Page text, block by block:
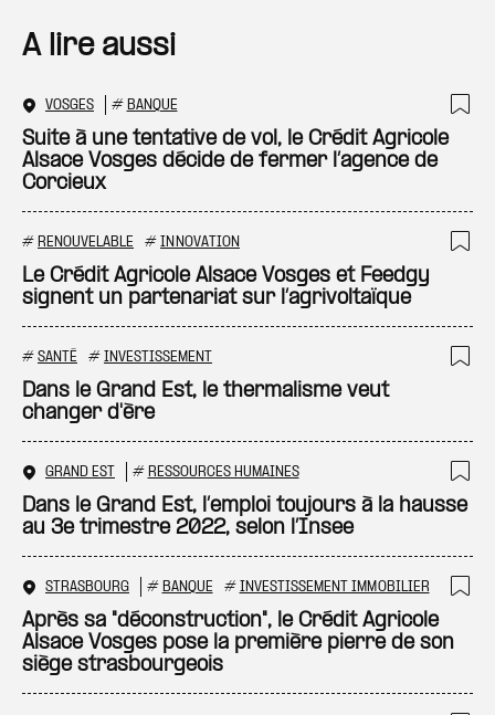
A lire aussi
VOSGES # BANQUE
Suite à une tentative de vol, le Crédit Agricole
Alsace Vosges décide de fermer l’agence de
Corcieux
# RENOUVELABLE # INNOVATION
Le Crédit Agricole Alsace Vosges et Feedgy
signent un partenariat sur l’agrivoltaïque
# SANTÉ # INVESTISSEMENT
Dans le Grand Est, le thermalisme veut
changer d'ère
GRAND EST # RESSOURCES HUMAINES
Dans le Grand Est, l’emploi toujours à la hausse
au 3e trimestre 2022, selon l’Insee
STRASBOURG # BANQUE # INVESTISSEMENT IMMOBILIER
Après sa "déconstruction", le Crédit Agricole
Alsace Vosges pose la première pierre de son
siège strasbourgeois